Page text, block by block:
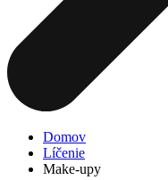
Domov
Líčenie
Make-upy